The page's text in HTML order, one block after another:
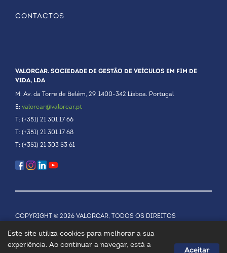
CONTACTOS
VALORCAR. SOCIEDADE DE GESTÃO DE VEÍCULOS EM FIM DE
VIDA, LDA
M: Av. da Torre de Belém, 29. 1400-342 Lisboa. Portugal
E: valorcar@valorcar.pt
T: (+351) 21 301 17 66
T: (+351) 21 301 17 68
T: (+351) 21 303 53 61
COPYRIGHT © 2026 VALORCAR, TODOS OS DIREITOS
Este site utiliza cookies para melhorar a sua
experiência. Ao continuar a navegar, está a
Aceitar